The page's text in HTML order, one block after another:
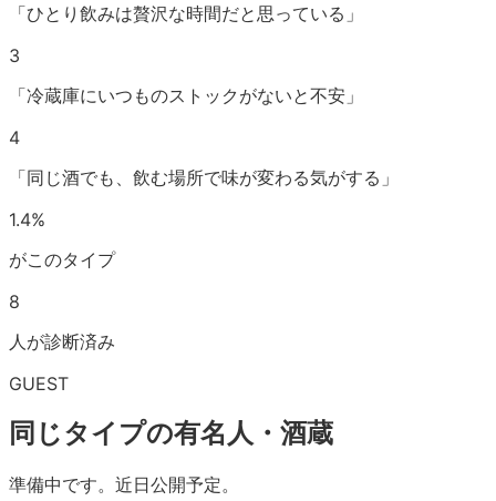
「ひとり飲みは贅沢な時間だと思っている」
3
「冷蔵庫にいつものストックがないと不安」
4
「同じ酒でも、飲む場所で味が変わる気がする」
1.4%
がこのタイプ
8
人が診断済み
GUEST
同じタイプの有名人・酒蔵
準備中です。近日公開予定。